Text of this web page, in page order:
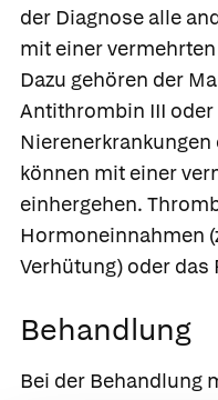
der Diagnose alle
mit einer
Dazu gehören der
Antithrombin III oder
können mit einer
einhergehen.
Hormoneinnahmen
Verhütung) oder das
Behandlung
Bei der Behandlung